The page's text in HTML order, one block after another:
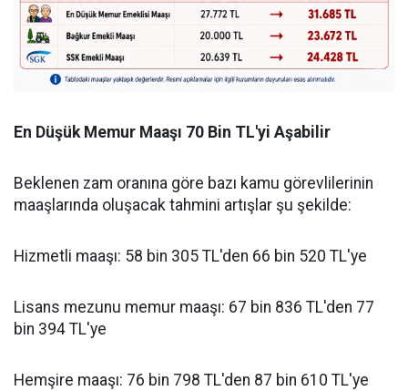
En Düşük Memur Maaşı 70 Bin TL'yi Aşabilir
Beklenen zam oranına göre bazı kamu görevlilerinin
maaşlarında oluşacak tahmini artışlar şu şekilde:
Hizmetli maaşı: 58 bin 305 TL'den 66 bin 520 TL'ye
Lisans mezunu memur maaşı: 67 bin 836 TL'den 77
bin 394 TL'ye
Hemşire maaşı: 76 bin 798 TL'den 87 bin 610 TL'ye